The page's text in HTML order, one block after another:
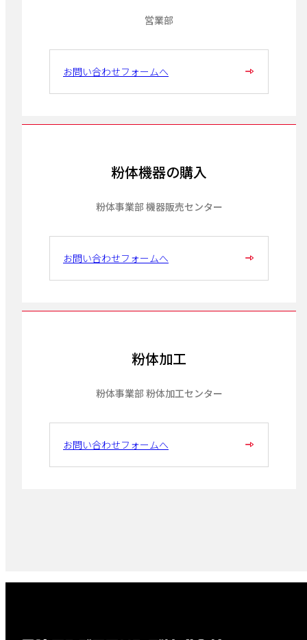
営業部
お問い合わせフォームへ
粉体機器の購入
粉体事業部 機器販売センター
お問い合わせフォームへ
粉体加工
粉体事業部 粉体加工センター
お問い合わせフォームへ